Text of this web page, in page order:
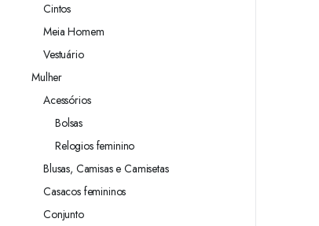
Cintos
Meia Homem
Vestuário
Mulher
Acessórios
Bolsas
Relogios feminino
Blusas, Camisas e Camisetas
Casacos femininos
Conjunto